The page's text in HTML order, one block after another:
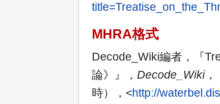
MHRA格式
Decode_Wiki編者，『
論》』， Decode_Wiki，
時），<http://